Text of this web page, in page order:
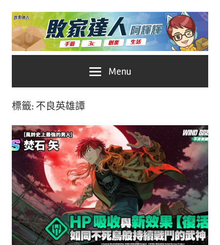
Skip
content
家
人
推
薦
No.1
遊
戲
科
技
自
媒
體。
Menu
標籤: 不良英雄譚